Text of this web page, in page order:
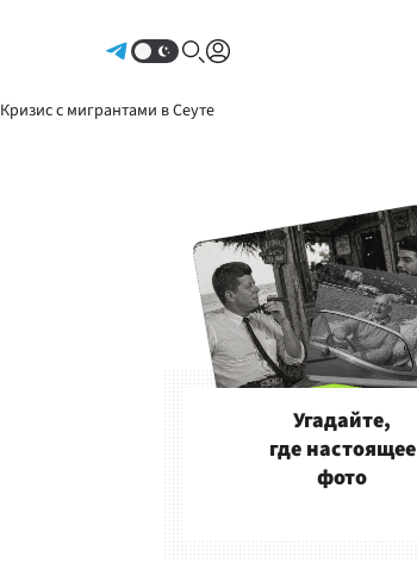
Кризис с мигрантами в Сеуте
Угадайте,
где настоящее
фото